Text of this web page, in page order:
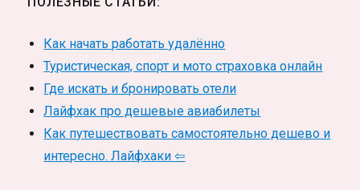
Как начать работать удалённо
Туристическая, спорт и мото страховка онлайн
Где искать и бронировать отели
Лайфхак про дешевые авиабилеты
Как путешествовать самостоятельно дешево и
интересно. Лайфхаки ⇦